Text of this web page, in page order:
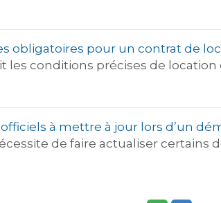
obligatoires pour un contrat de
les conditions précises de
à mettre à jour lors d’un
de faire actualiser certains